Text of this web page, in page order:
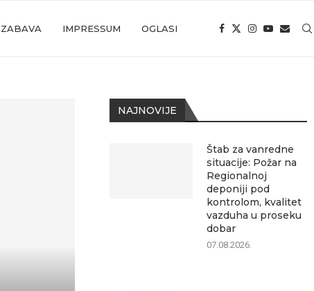
ZABAVA IMPRESSUM OGLASI
NAJNOVIJE
Štab za vanredne
situacije: Požar na
Regionalnoj
deponiji pod
kontrolom, kvalitet
vazduha u proseku
dobar
07.08.2026.